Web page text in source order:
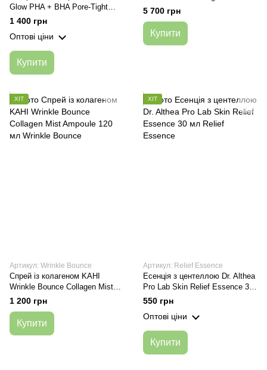
Glow PHA + BHA Pore-Tight
Toner
1 400 грн
Оптові ціни
Купити
Lotion De Rose Advanced
Formula 150 мл
5 700 грн
Купити
ХІТ
Артикул: Wrinkle Bounce
Спрей із колагеном KAHI
Wrinkle Bounce Collagen Mist
Ampoule 120 мл
1 200 грн
Купити
ХІТ
Артикул: Relief Essence
Есенція з центеллою Dr. Althea
Pro Lab Skin Relief Essence 30
мл
550 грн
Оптові ціни
Купити